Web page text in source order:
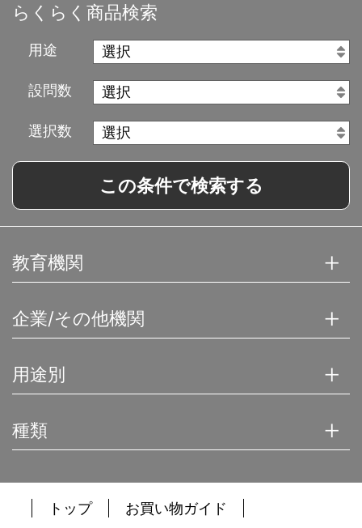
らくらく商品検索
用途
設問数
選択数
この条件で検索する
教育機関
企業/その他機関
用途別
種類
トップ お買い物ガイド